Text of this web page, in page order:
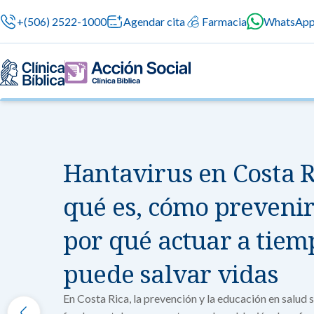
+(506) 2522-1000 Agendar cita Farmacia
Nuestras especialidades
Centros de Excelencia
Nuestras
Contamos
en cada
Cuidado integral
Servicios Generales
Servicios 24/7
Servicios Especializados
Servicios
Servicios
atención
Cirugía
Cirugías
Chequeos
Información para el Paciente
Sobre nosotros
Investigación, Innovación y Docencia
Hantavirus en Costa
qué es, cómo
por qué actuar a
puede salvar vidas
En Costa Rica, la prevención y la educación en salud